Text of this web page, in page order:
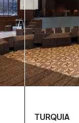
TURQUIA